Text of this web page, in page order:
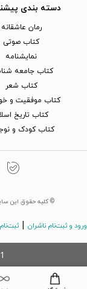
دسته بندی
رمان عاشقانه
کتاب‌ صوتی
نمایشنامه
کتاب جامعه
کتاب شعر
کتاب موفقیت و
کتاب تاریخ
کتاب کودک و
© کلیه حقوق این
ورود و ثبت‌نام ناشران |